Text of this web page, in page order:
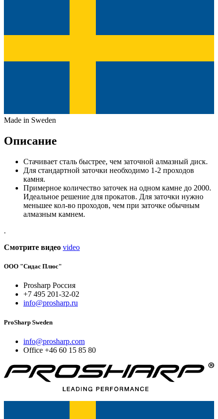
Made in Sweden
Описание
Стачивает сталь быстрее, чем заточной алмазный диск.
Для стандартной заточки необходимо 1-2 проходов
камня.
Примерное количество заточек на одном камне до 2000.
Идеальное решение для прокатов. Для заточки нужно
меньшее кол-во проходов, чем при заточке обычным
алмазным камнем.
.
Смотрите видео video
ООО "Сидас Плюс"
Prosharp Россия
+7 495 201-32-02
info@prosharp.ru
ProSharp Sweden
info@prosharp.com
Office +46 60 15 85 80